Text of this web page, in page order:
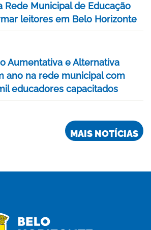
Rede Municipal de Educação
leitores em Belo Horizonte
Aumentativa e Alternativa
ano na rede municipal com
educadores capacitados
MAIS NOTÍCIAS